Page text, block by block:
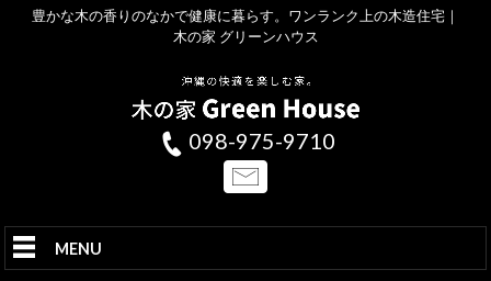
豊かな木の香りのなかで健康に暮らす。ワンランク上の木造住宅｜
木の家 グリーンハウス
098-975-9710
MENU